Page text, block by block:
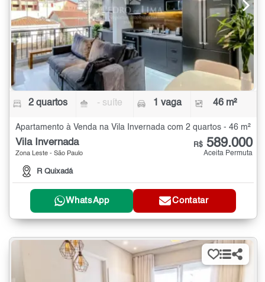
2 quartos - suíte 1 vaga 46 m²
Apartamento à Venda na Vila Invernada com 2 quartos - 46 m²
Vila Invernada
Zona Leste - São Paulo
R Quixadá
R$ 589.000
Aceita Permuta
WhatsApp Contatar